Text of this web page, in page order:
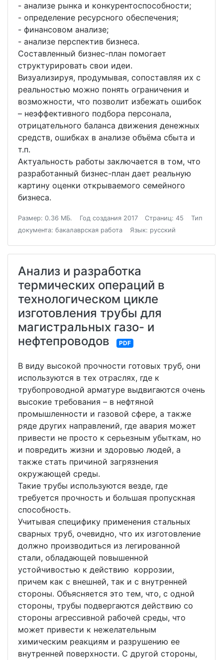
- анализе рынка и конкурентоспособности;
- определение ресурсного обеспечения;
- финансовом анализе;
- анализе перспектив бизнеса.
Составленный бизнес-план помогает
структурировать свои идеи.
Визуализируя, продумывая, сопоставляя их с
реальностью можно понять ограничения и
возможности, что позволит избежать ошибок
– неэффективного подбора персонала,
отрицательного баланса движения денежных
средств, ошибках в анализе объёма сбыта и
т.п.
Актуальность работы заключается в том, что
разработанный бизнес-план дает реальную
картину оценки открываемого семейного
бизнеса.
Размер: 0.36 МБ. Год создания 2017 Страниц: 45
Тип
документа: бакалаврская работа
Язык: русский
Анализ и разработка
термических операций в
технологическом цикле
изготовления трубы для
магистральных газо- и
нефтепроводов
PDF
В виду высокой прочности готовых труб, они
используются в тех отраслях, где к
трубопроводной арматуре выдвигаются очень
высокие требования – в нефтяной
промышленности и газовой сфере, а также
ряде других направлений, где авария может
привести не просто к серьезным убыткам, но
и повредить жизни и здоровью людей, а
также стать причиной загрязнения
окружающей среды.
Такие трубы используются везде, где
требуется прочность и большая пропускная
способность.
Учитывая специфику применения стальных
сварных труб, очевидно, что их изготовление
должно производиться из легированной
стали, обладающей повышенной
устойчивостью к действию коррозии,
причем как с внешней, так и с внутренней
стороны. Объясняется это тем, что, с одной
стороны, трубы подвергаются действию со
стороны агрессивной рабочей среды, что
может привести к нежелательным
химическим реакциям и разрушению ее
внутренней поверхности. С другой стороны,